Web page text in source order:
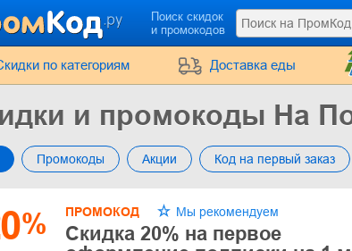
Поиск скидок
и промокодов
по категориям Доставка еды
и промокоды На
Промокоды Акции Код на первый заказ
% ПРОМОКОД Мы рекомендуем
Скидка 20% на первое